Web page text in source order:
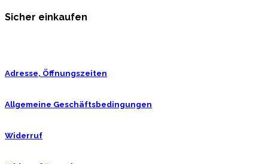
Sicher einkaufen
Adresse, Öffnungszeiten
Allgemeine Geschäftsbedingungen
Widerruf